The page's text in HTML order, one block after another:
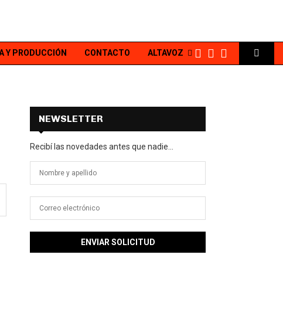
Y PRODUCCIÓN CONTACTO ALTAVOZ
NEWSLETTER
Recibí las novedades antes que nadie...